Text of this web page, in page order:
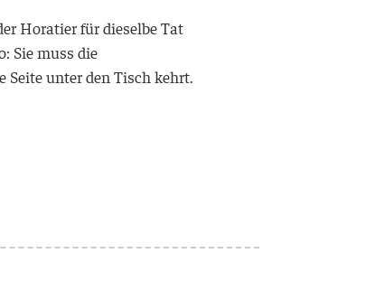
Horatier für dieselbe Tat
Sie muss die
unter den Tisch kehrt.